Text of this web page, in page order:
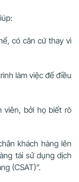
có căn cứ thay vì
làm việc để điều
viên, bởi họ biết rõ
khách hàng lên
tái sử dụng dịch
(CSAT)”.